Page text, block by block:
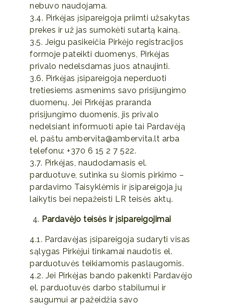
nebuvo naudojama.
3.4. Pirkėjas įsipareigoja priimti užsakytas
prekes ir už jas sumokėti sutartą kainą.
3.5. Jeigu pasikeičia Pirkėjo registracijos
formoje pateikti duomenys, Pirkėjas
privalo nedelsdamas juos atnaujinti.
3.6. Pirkėjas įsipareigoja neperduoti
tretiesiems asmenims savo prisijungimo
duomenų. Jei Pirkėjas praranda
prisijungimo duomenis, jis privalo
nedelsiant informuoti apie tai Pardavėją
el. paštu ambervita@ambervita.lt arba
telefonu: +370 6 15 2 7 522.
3.7. Pirkėjas, naudodamasis el.
parduotuve, sutinka su šiomis pirkimo –
pardavimo Taisyklėmis ir įsipareigoja jų
laikytis bei nepažeisti LR teisės aktų.
Pardavėjo teisės ir įsipareigojimai
4.1. Pardavėjas įsipareigoja sudaryti visas
sąlygas Pirkėjui tinkamai naudotis el.
parduotuvės teikiamomis paslaugomis.
4.2. Jei Pirkėjas bando pakenkti Pardavėjo
el. parduotuvės darbo stabilumui ir
saugumui ar pažeidžia savo